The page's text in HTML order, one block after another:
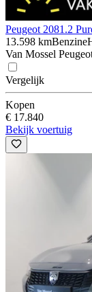
Peugeot 2081.2
13.598 kmBenzine
Van Mossel
Vergelijk
Kopen
€ 17.840
Bekijk voertuig